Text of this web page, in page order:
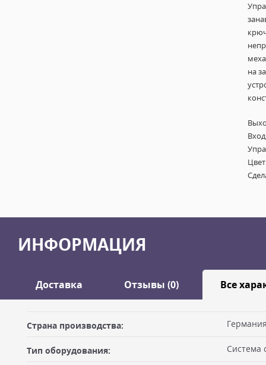
на
ИНФОРМАЦИЯ
Доставка Отзывы (0) Все
ДОСТАВКА
Самовывоз из офиса
Оставить отзыв
Ваше имя
Страна производства:
Тип оборудования: Система